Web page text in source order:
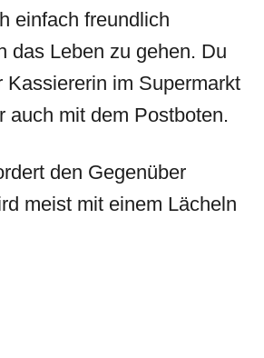
einfach freundlich
das Leben zu gehen. Du
Kassiererin im Supermarkt
auch mit dem Postboten.
den Gegenüber
meist mit einem Lächeln